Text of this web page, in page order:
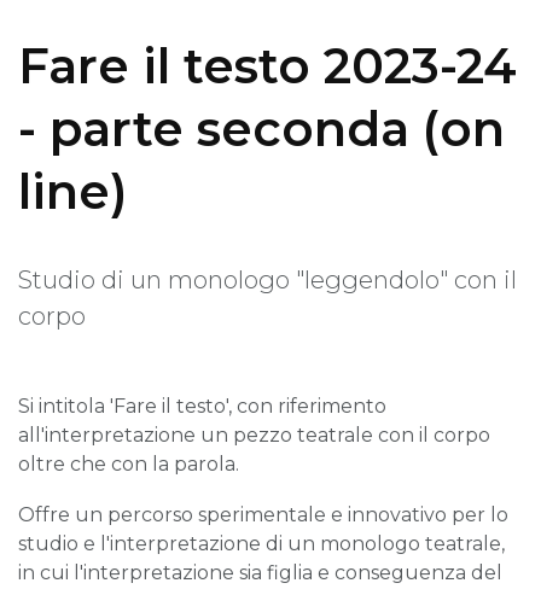
Fare il testo 2023-24
- parte seconda (on
line)
Studio di un monologo "leggendolo" con il
corpo
Si intitola 'Fare il testo', con riferimento
all'interpretazione un pezzo teatrale con il corpo
oltre che con la parola.
Offre un percorso sperimentale e innovativo per lo
studio e l'interpretazione di un monologo teatrale,
in cui l'interpretazione sia figlia e conseguenza del